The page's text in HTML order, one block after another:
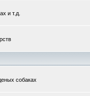
и т.д.
собаках